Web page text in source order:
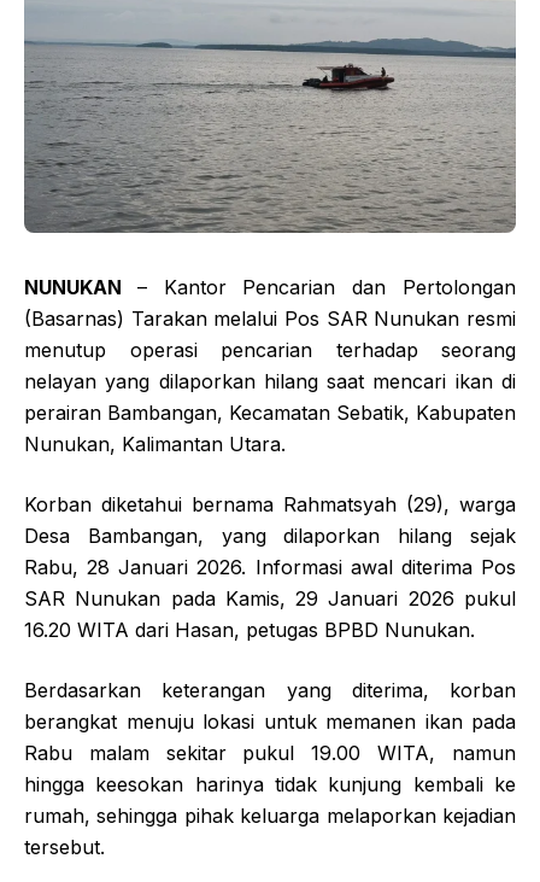
NUNUKAN – Kantor Pencarian dan Pertolongan
(Basarnas) Tarakan melalui Pos SAR Nunukan resmi
menutup operasi pencarian terhadap seorang
nelayan yang dilaporkan hilang saat mencari ikan di
perairan Bambangan, Kecamatan Sebatik, Kabupaten
Nunukan, Kalimantan Utara.
Korban diketahui bernama Rahmatsyah (29), warga
Desa Bambangan, yang dilaporkan hilang sejak
Rabu, 28 Januari 2026. Informasi awal diterima Pos
SAR Nunukan pada Kamis, 29 Januari 2026 pukul
16.20 WITA dari Hasan, petugas BPBD Nunukan.
Berdasarkan keterangan yang diterima, korban
berangkat menuju lokasi untuk memanen ikan pada
Rabu malam sekitar pukul 19.00 WITA, namun
hingga keesokan harinya tidak kunjung kembali ke
rumah, sehingga pihak keluarga melaporkan kejadian
tersebut.